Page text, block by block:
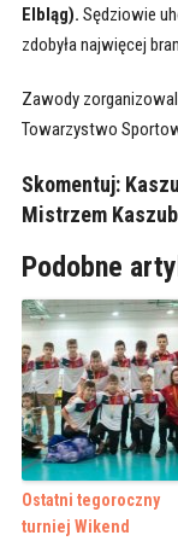
Elbląg). Sędziowie
zdobyła najwięcej
Zawody
Towarzystwo
Skomentuj:
Mistrzem
Podobne
Ostatni tegoroczny
turniej Wikend